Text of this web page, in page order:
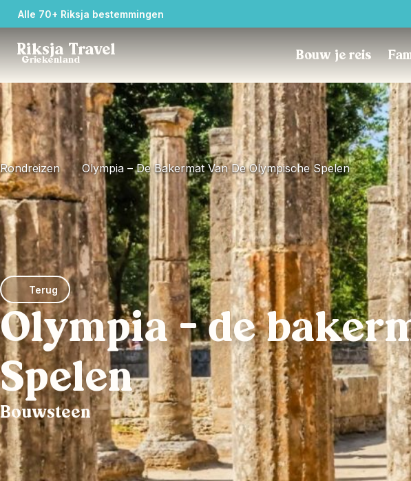
Alle 70+ Riksja bestemmingen
Riksja Travel
Griekenland Bouw je reis
Rondreizen Olympia – De Bakermat Van De Olympische Spelen
Terug
Olympia – de
Spelen
Bouwsteen